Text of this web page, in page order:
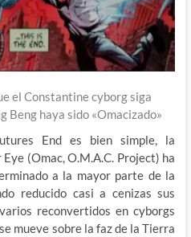
el Constantine cyborg siga
Beng haya sido «Omacizado»
End es bien simple, la
(Omac, O.M.A.C. Project) ha
a la mayor parte de la
reducido casi a cenizas sus
reconvertidos en cyborgs
mueve sobre la faz de la Tierra